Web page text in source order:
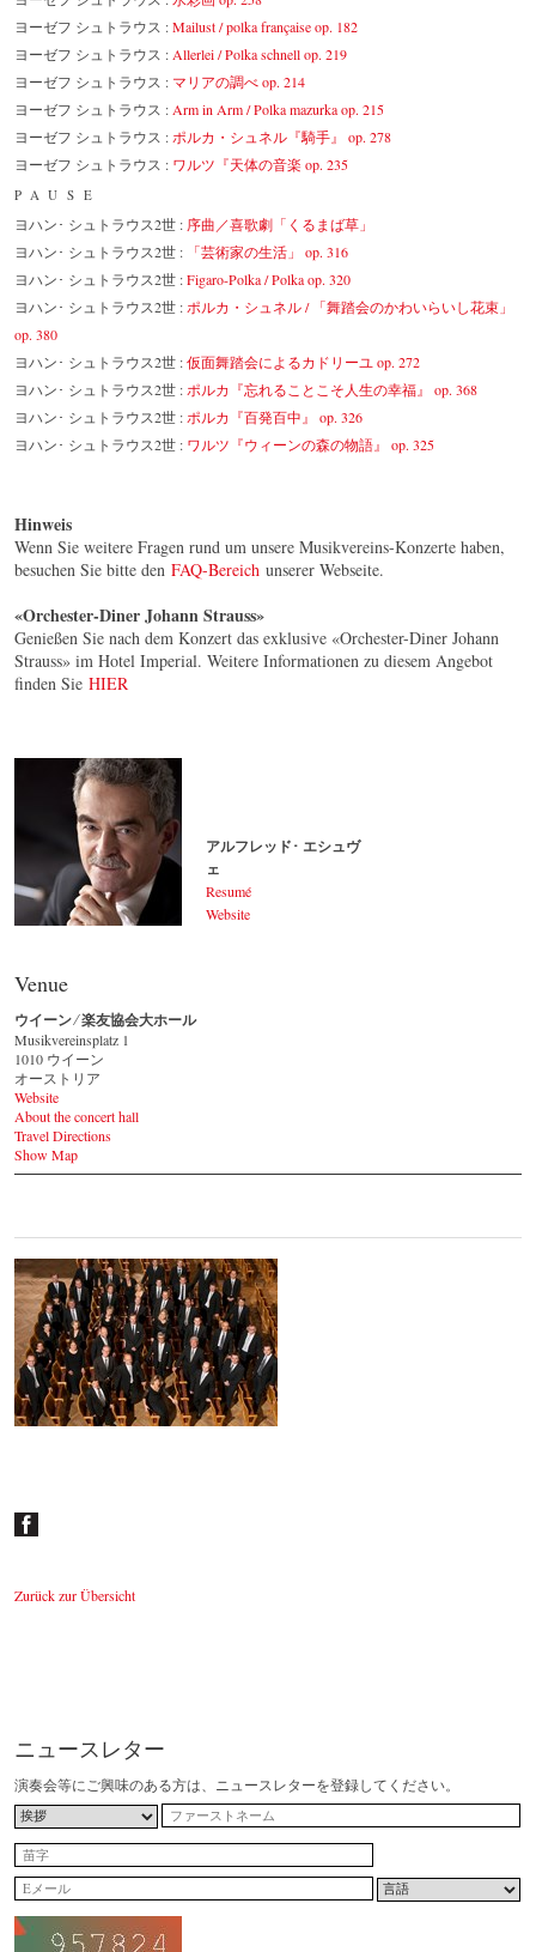
ヨーゼフ シュトラウス :Mailust / polka française op. 182
ヨーゼフ シュトラウス : Allerlei / Polka schnell op. 219
ヨーゼフ シュトラウス : マリアの調べ op. 214
ヨーゼフ シュトラウス : Arm in Arm / Polka mazurka op. 215
ヨーゼフ シュトラウス : ポルカ・シュネル『騎手』 op. 278
ヨーゼフ シュトラウス : ワルツ『天体の音楽 op. 235
PAUSE
ヨハン･ シュトラウス2世 : 序曲／喜歌劇「くるまば草」
ヨハン･ シュトラウス2世 :
「芸術家の生活」 op. 316
ヨハン･ シュトラウス2世 :Figaro-Polka / Polka op. 320
ヨハン･ シュトラウス2世 : ポルカ・シュネル / 「舞踏会のかわいらいし花束」
op. 380
ヨハン･ シュトラウス2世 :仮面舞踏会によるカドリーユ op. 272
ヨハン･ シュトラウス2世 : ポルカ『忘れることこそ人生の幸福』 op. 368
ヨハン･ シュトラウス2世 : ポルカ『百発百中』 op. 326
ヨハン･ シュトラウス2世 : ワルツ『ウィーンの森の物語』 op. 325
Hinweis
Wenn Sie weitere Fragen rund um unsere Musikvereins-Konzerte haben,
besuchen Sie bitte den FAQ-Bereich unserer Webseite.
«Orchester-Diner Johann Strauss»
Genießen Sie nach dem Konzert das exklusive «Orchester-Diner Johann
Strauss» im Hotel Imperial. Weitere Informationen zu diesem Angebot
finden Sie HIER
アルフレッド･ エシュヴ
ェ
Resumé
Website
Venue
ウイーン ⁄ 楽友協会大ホール
Musikvereinsplatz 1
1010 ウイーン
オーストリア
Website
About the concert hall
Travel Directions
Show Map
Zurück zur Übersicht
ニュースレター
演奏会等にご興味のある方は、ニュースレターを登録してください。